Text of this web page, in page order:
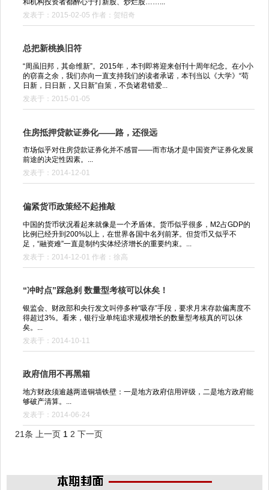
和机构投资者都醉心于打新股、炒烂股……...
发表于：2015-02-05 作者：贺绍奇
总把新桃换旧符
“周虽旧邦，其命维新”。2015年，本刊即将迎来创刊十周年纪念。在小小
的窃喜之余，我们亦向一直支持我们的读者承诺，本刊当以《大学》“苟
日新，日日新，又日新”自策，不负诸君错爱...
发表于：2015-01-05
住房抵押贷款证券化——路，还很远
市场似乎对住房贷款证券化并不感冒——而市场才是中国资产证券化发展
前途的决定性因素。...
发表于：2014-12-01
偏紧货币政策经不起推敲
中国的货币状况看起来就像是一个矛盾体。货币似乎很多，M2占GDP的
比例已经升到200%以上，在世界各国中名列前茅。但货币又似乎不
足，“融资难”一直是制约实体经济增长的重要约束。...
发表于：2014-12-01 作者：徐高
“冲时点”踩急刹 数量型考核可以休矣！
银监会、财政部和央行发文叫停多种“吸存”手段，要求月末存款偏离度不
得超过3%。看来，银行业单纯追求规模增长的数量型考核真的可以休
矣。...
发表于：2014-10-11
政府信用不再黑箱
地方财政须逾越两道铜墙铁壁：一是地方政府信用评级，二是地方政府能
够破产清算。...
发表于：2014-06-24
21条 上一页 1 2 下一页